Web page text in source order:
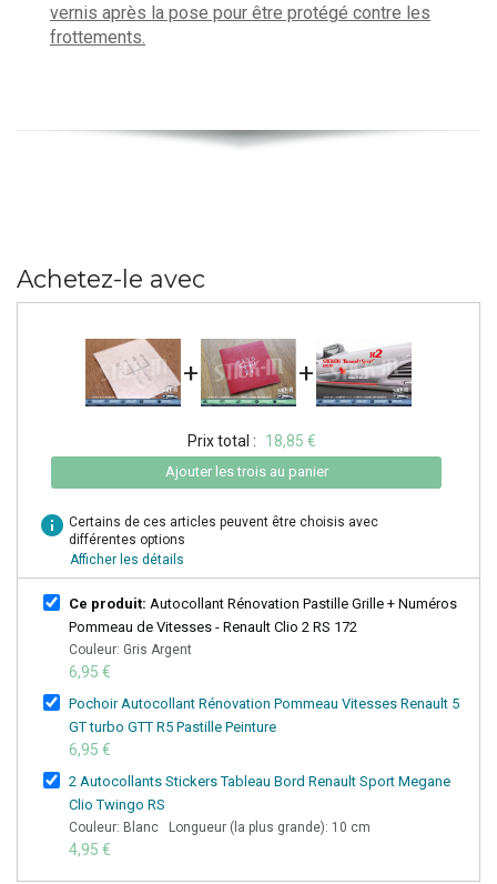
vernis après la pose pour être protégé contre les
frottements.
Achetez-le avec
+ +
Prix total : 18,85 €
Ajouter les trois au panier
info Certains de ces articles peuvent être choisis avec
différentes options
Afficher les détails
Ce produit: Autocollant Rénovation Pastille Grille + Numéros
Pommeau de Vitesses - Renault Clio 2 RS 172
Couleur: Gris Argent
6,95 €
Pochoir Autocollant Rénovation Pommeau Vitesses Renault 5
GT turbo GTT R5 Pastille Peinture
6,95 €
2 Autocollants Stickers Tableau Bord Renault Sport Megane
Clio Twingo RS
Couleur: Blanc Longueur (la plus grande): 10 cm
4,95 €